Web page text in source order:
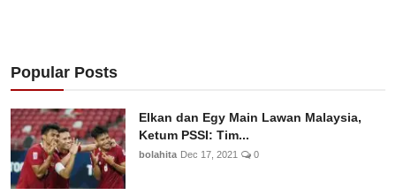
Popular Posts
Elkan dan Egy Main Lawan Malaysia,
Ketum PSSI: Tim...
bolahita Dec 17, 2021 0